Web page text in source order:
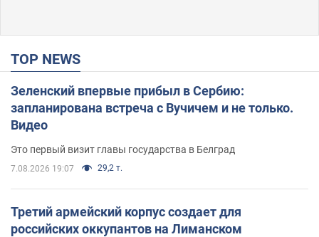
TOP NEWS
Зеленский впервые прибыл в Сербию:
запланирована встреча с Вучичем и не только.
Видео
Это первый визит главы государства в Белград
7.08.2026 19:07 29,2 т.
Третий армейский корпус создает для
российских оккупантов на Лиманском